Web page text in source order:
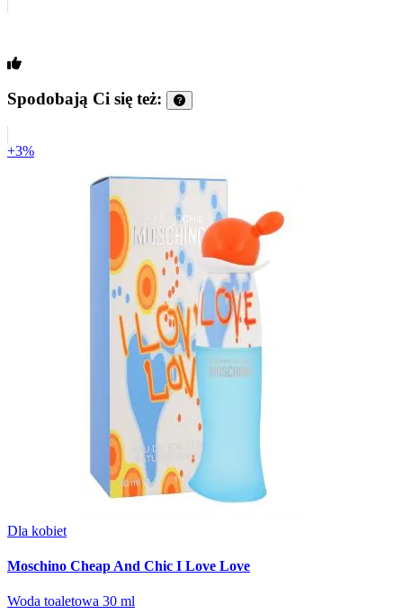
Spodobają Ci się też:
+3%
Dla kobiet
Moschino Cheap And Chic I Love Love
Woda toaletowa 30 ml